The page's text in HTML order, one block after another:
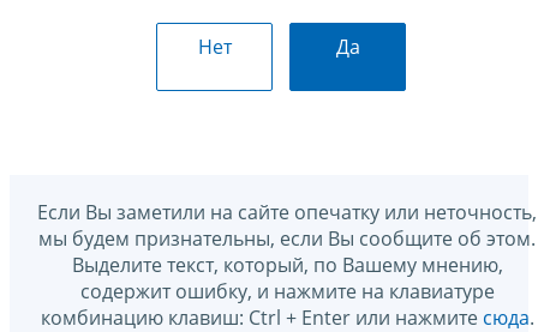
Нет Да
Если Вы заметили на сайте опечатку или неточность,
мы будем признательны, если Вы сообщите об этом.
Выделите текст, который, по Вашему мнению,
содержит ошибку, и нажмите на клавиатуре
комбинацию клавиш: Ctrl + Enter или нажмите сюда.